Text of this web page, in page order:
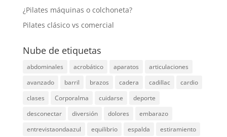
¿Pilates máquinas o colchoneta?
Pilates clásico vs comercial
Nube de etiquetas
abdominales acrobático aparatos
articulaciones
avanzado
barril brazos cadera cadillac
cardio
clases
Corporalma cuidarse
deporte
desconectar
diversión dolores
embarazo
entrevistaondaazul
equilibrio espalda
estiramiento